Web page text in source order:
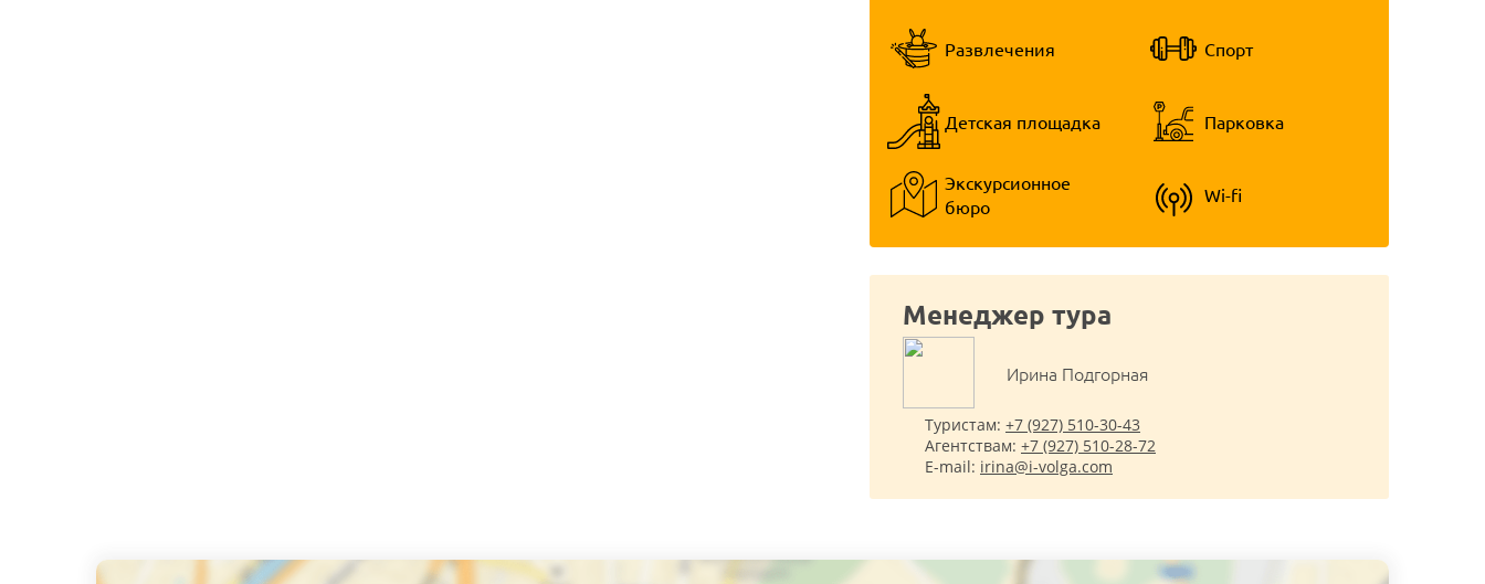
Развлечения Спорт
Детская площадка Парковка
Экскурсионное
бюро
Wi-fi
Менеджер тура
Ирина Подгорная
Туристам: +7 (927) 510-30-43
Агентствам: +7 (927) 510-28-72
E-mail: irina@i-volga.com